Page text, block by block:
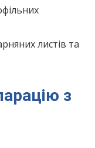
листів та
з